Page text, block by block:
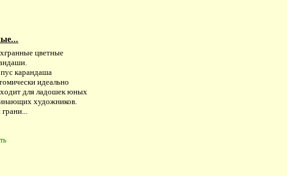
цветные
карандаша
идеально
для ладошек юных
художников.